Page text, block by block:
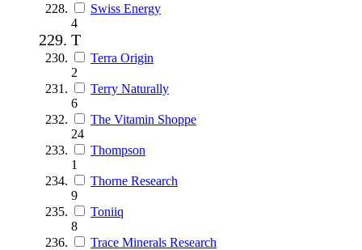
Swiss Energy
4
T
Terra Origin
2
Terry Naturally
6
The Vitamin Shoppe
24
Thompson
1
Thorne Research
9
Toniiq
8
Trace Minerals Research